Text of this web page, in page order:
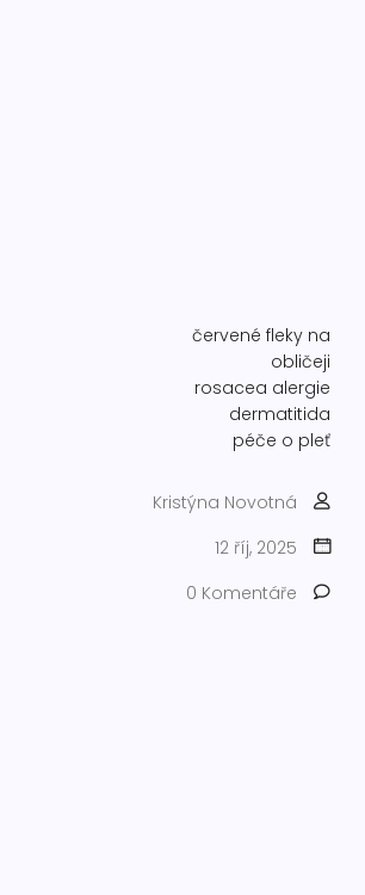
červené fleky na
obličeji
rosacea alergie
dermatitida
péče o pleť
Kristýna Novotná
12 říj, 2025
0 Komentáře